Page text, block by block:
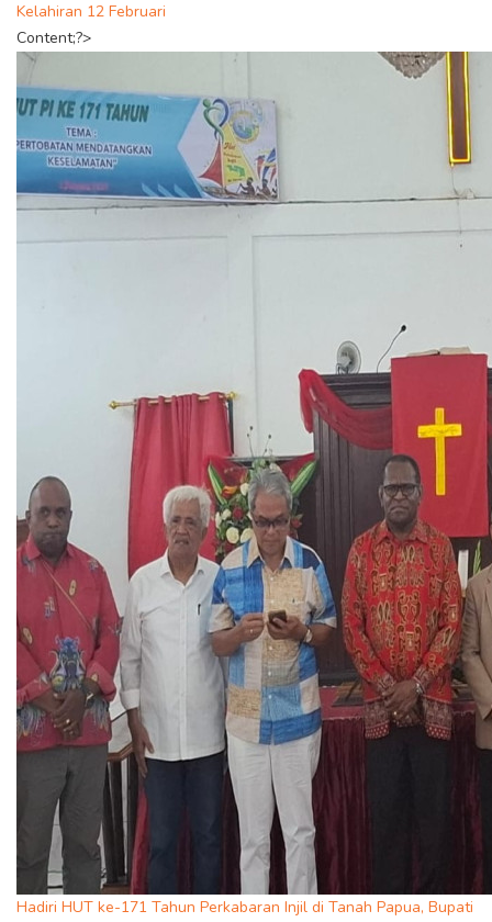
Kelahiran 12 Februari
Content;?>
Hadiri HUT ke-171 Tahun Perkabaran Injil di Tanah Papua, Bupati